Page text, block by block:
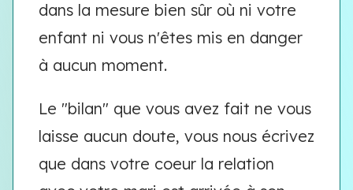
dans la mesure bien sûr où ni votre
enfant ni vous n'êtes mis en danger
à aucun moment.
Le "bilan" que vous avez fait ne vous
laisse aucun doute, vous nous écrivez
que dans votre coeur la relation